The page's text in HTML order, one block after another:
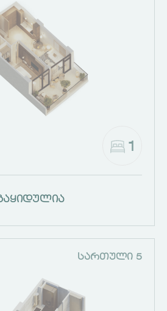
1
ᲡᲐᲠᲗᲣᲚᲘ 5